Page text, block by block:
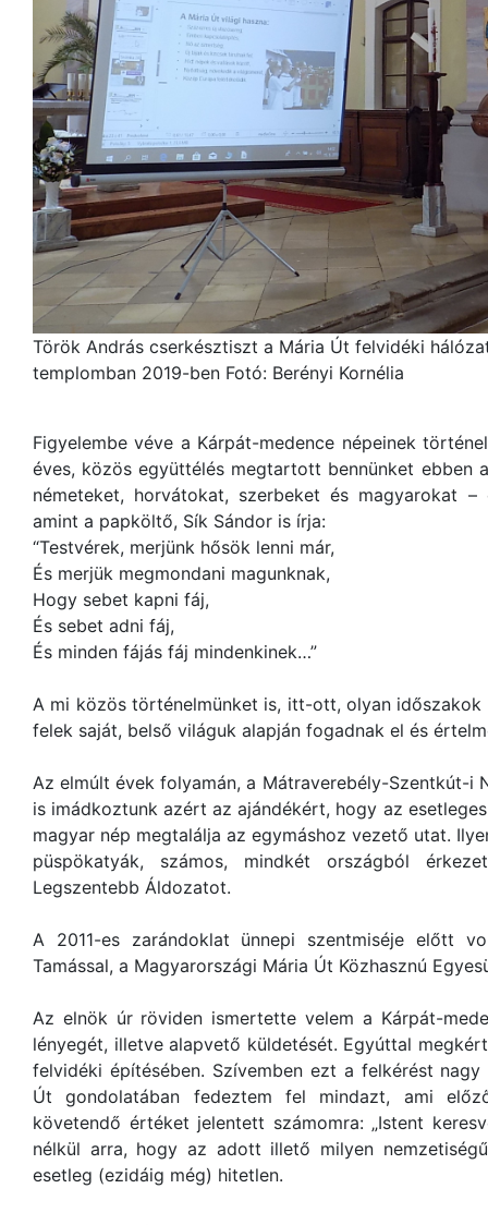
Török András cserkésztiszt a Mária Út felvidéki
templomban 2019-ben Fotó: Berényi Kornélia
Figyelembe véve a Kárpát-medence népeinek
éves, közös együttélés megtartott bennünket ebben
németeket, horvátokat, szerbeket és magyarokat
amint a papköltő, Sík Sándor is írja:
“Testvérek, merjünk hősök lenni már,
És merjük megmondani magunknak,
Hogy sebet kapni fáj,
És sebet adni fáj,
És minden fájás fáj mindenkinek…”
A mi közös történelmünket is, itt-ott, olyan
felek saját, belső világuk alapján fogadnak el és
Az elmúlt évek folyamán, a Mátraverebély-Szentkút-i
is imádkoztunk azért az ajándékért, hogy az
magyar nép megtalálja az egymáshoz vezető utat.
püspökatyák, számos, mindkét országból
Legszentebb Áldozatot.
A 2011-es zarándoklat ünnepi szentmiséje előtt
Tamással, a Magyarországi Mária Út Közhasznú
Az elnök úr röviden ismertette velem a Kárpát-
lényegét, illetve alapvető küldetését. Egyúttal
felvidéki építésében. Szívemben ezt a felkérést
Út gondolatában fedeztem fel mindazt, ami
követendő értéket jelentett számomra: „Istent
nélkül arra, hogy az adott illető milyen
esetleg (ezidáig még) hitetlen.